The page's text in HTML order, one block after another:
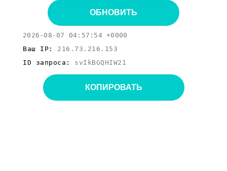
ОБНОВИТЬ
2026-08-07 04:57:54 +0000
Ваш IP: 216.73.216.153
ID запроса: svIkBGQHIW21
КОПИРОВАТЬ